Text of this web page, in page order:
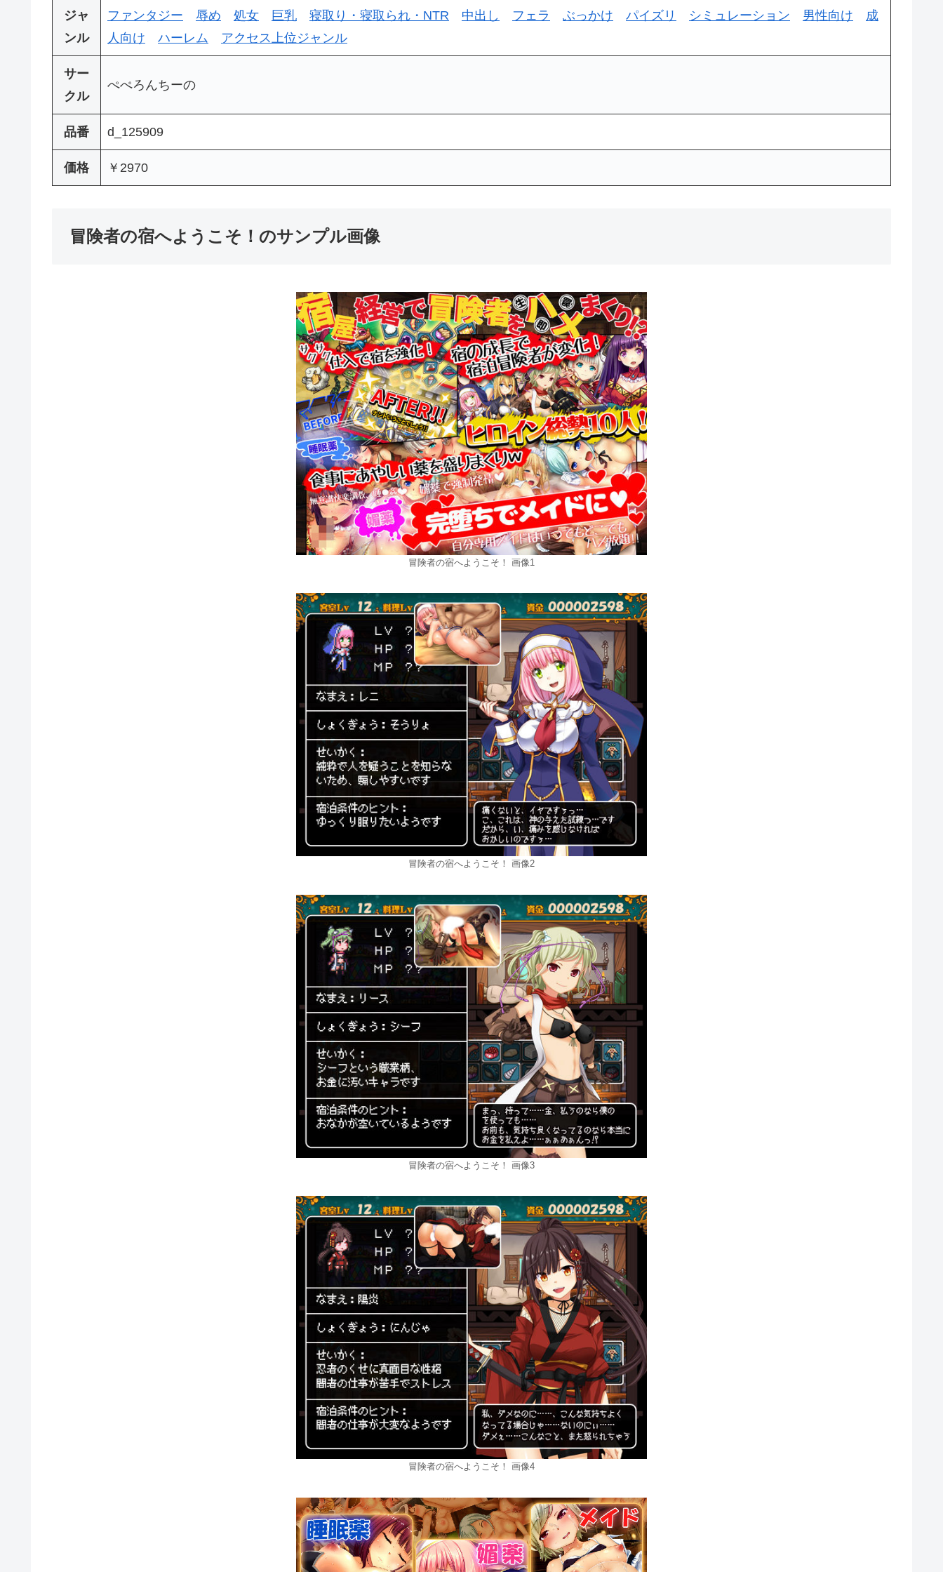
ジャ
ンル
ファンタジー 辱め 処女 巨乳 寝取り・寝取られ・NTR 中出し フェラ ぶっかけ パイズリ シミュレーション 男性向け
成
人向け
ハーレム アクセス上位ジャンル
サー
クル
ぺぺろんちーの
品番 d_125909
価格 ￥2970
冒険者の宿へようこそ！のサンプル画像
冒険者の宿へようこそ！ 画像1
冒険者の宿へようこそ！ 画像2
冒険者の宿へようこそ！ 画像3
冒険者の宿へようこそ！ 画像4